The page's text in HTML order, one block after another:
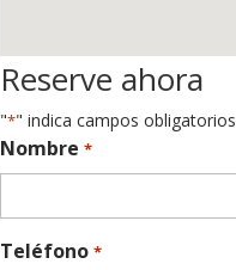
Reserve ahora
"*" indica campos obligatorios
Nombre *
Teléfono *